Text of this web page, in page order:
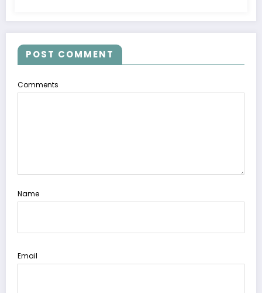
POST COMMENT
Comments
Name
Email